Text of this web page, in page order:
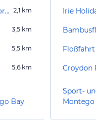
Strand Coral Gardens Neighborhood 2,1 km
3,5 km
5,5 km
5,6 km
Bay
Irie
Croydon
Sport-
Montego